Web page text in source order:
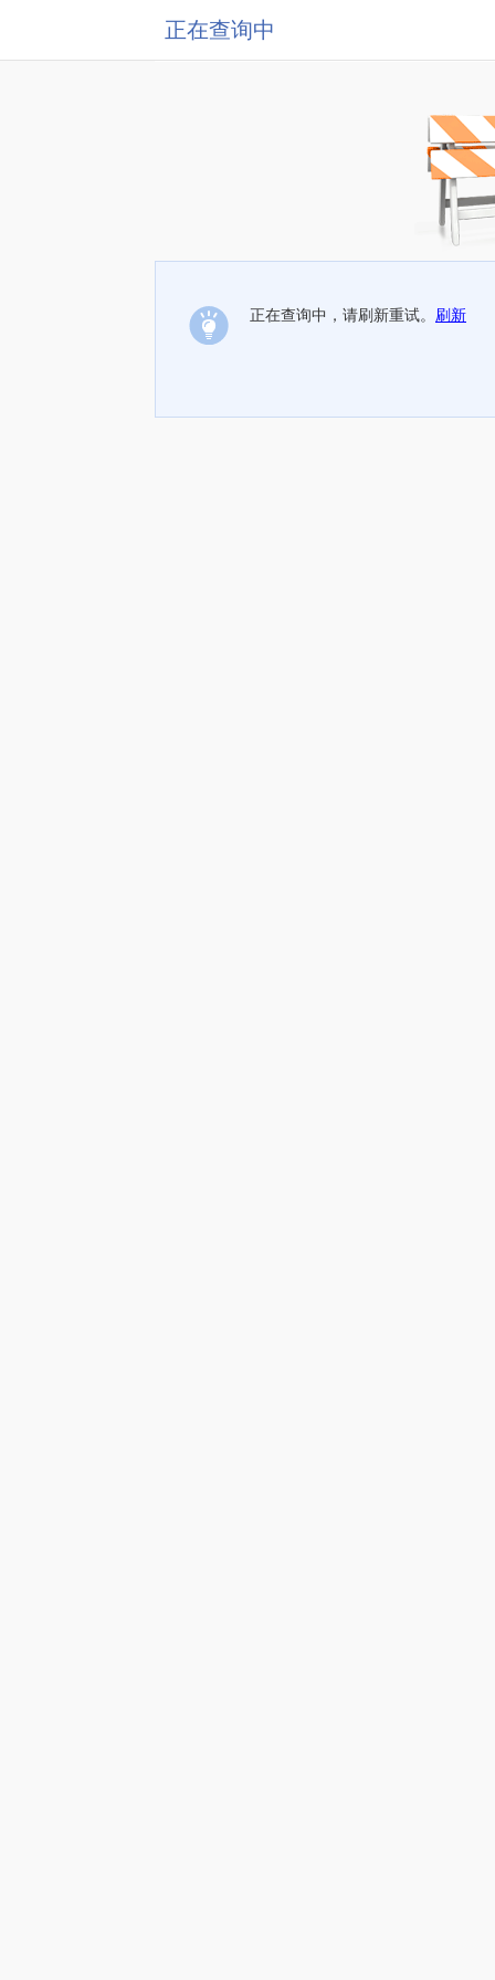
正在查询中
正在查询中，请刷新重试。 刷新